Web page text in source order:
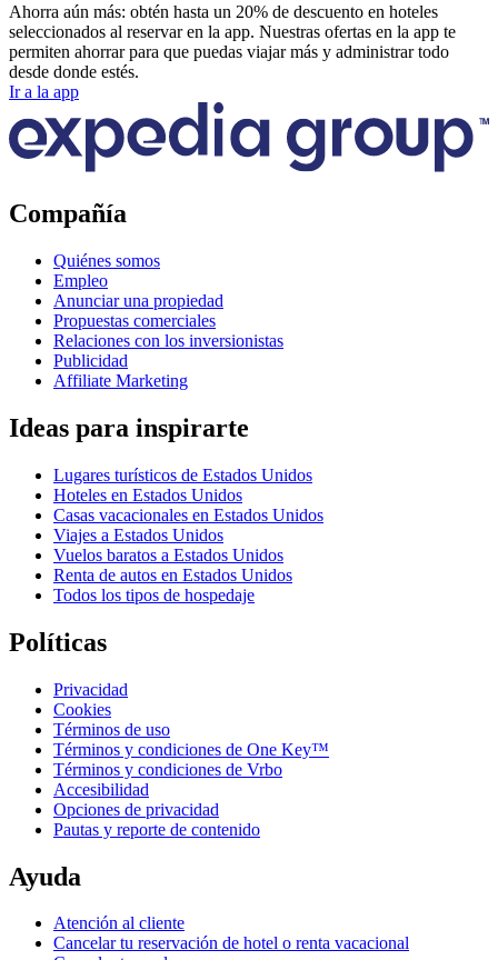
Ahorra aún más: obtén hasta un 20% de descuento en hoteles
seleccionados al reservar en la app. Nuestras ofertas en la app te
permiten ahorrar para que puedas viajar más y administrar todo
desde donde estés.
Ir a la app
Compañía
Quiénes somos
Empleo
Anunciar una propiedad
Propuestas comerciales
Relaciones con los inversionistas
Publicidad
Affiliate Marketing
Ideas para inspirarte
Lugares turísticos de Estados Unidos
Hoteles en Estados Unidos
Casas vacacionales en Estados Unidos
Viajes a Estados Unidos
Vuelos baratos a Estados Unidos
Renta de autos en Estados Unidos
Todos los tipos de hospedaje
Políticas
Privacidad
Cookies
Términos de uso
Términos y condiciones de One Key™
Términos y condiciones de Vrbo
Accesibilidad
Opciones de privacidad
Pautas y reporte de contenido
Ayuda
Atención al cliente
Cancelar tu reservación de hotel o renta vacacional